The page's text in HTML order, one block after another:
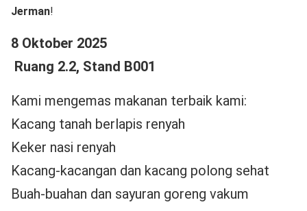
Jerman!
8 Oktober 2025
Ruang 2.2, Stand B001
Kami mengemas makanan terbaik kami:
Kacang tanah berlapis renyah
Keker nasi renyah
Kacang-kacangan dan kacang polong sehat
Buah-buahan dan sayuran goreng vakum